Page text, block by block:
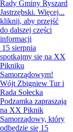
Rady Gminy Ryszard
Jastrzębski. Więcej...
kliknij, aby przejść
do dalszej części
informacji
15 sierpnia
spotkajmy się na XX
Pikniku
Samorządowym!
Wójt Zbigniew Tur i
Rada Sołecka
Podzamka zapraszają
na XX Piknik
Samorządowy, który
odbędzie się 15